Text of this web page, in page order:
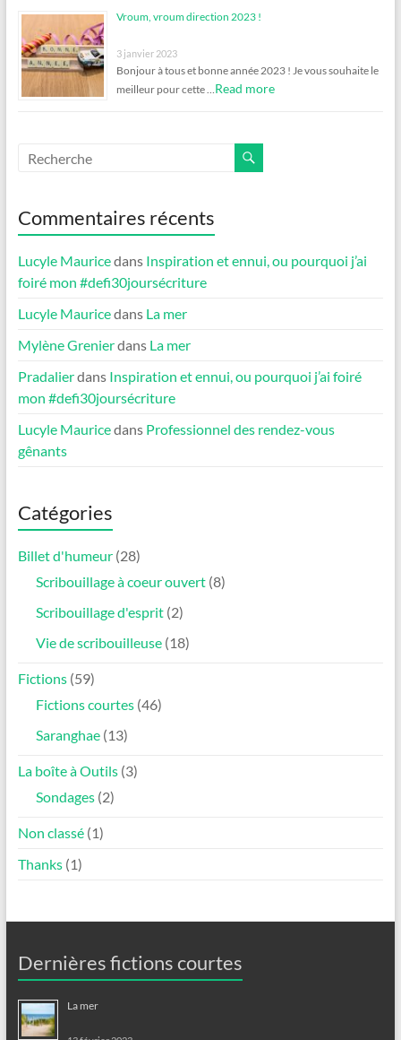
Vroum, vroum direction 2023 !
3 janvier 2023
Bonjour à tous et bonne année 2023 ! Je vous souhaite le
meilleur pour cette …Read more
Commentaires récents
Lucyle Mauricedans Inspiration et ennui, ou pourquoi j’ai
foiré mon #defi30joursécriture
Lucyle Mauricedans La mer
Mylène Grenierdans La mer
Pradalierdans Inspiration et ennui, ou pourquoi j’ai foiré
mon #defi30joursécriture
Lucyle Mauricedans Professionnel des rendez-vous
gênants
Catégories
Billet d'humeur(28)
Scribouillage à coeur ouvert(8)
Scribouillage d'esprit(2)
Vie de scribouilleuse(18)
Fictions(59)
Fictions courtes(46)
Saranghae(13)
La boîte à Outils(3)
Sondages(2)
Non classé(1)
Thanks(1)
Dernières fictions courtes
La mer